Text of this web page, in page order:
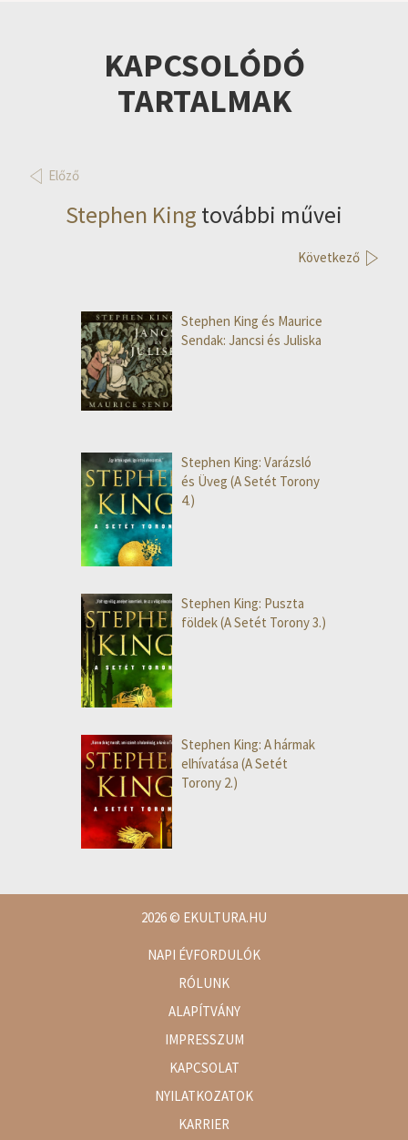
KAPCSOLÓDÓ
TARTALMAK
Előző
Stephen King további művei
Következő
Stephen King és Maurice
Sendak: Jancsi és Juliska
Stephen King: Varázsló
és Üveg (A Setét Torony
4.)
Stephen King: Puszta
földek (A Setét Torony 3.)
Stephen King: A hármak
elhívatása (A Setét
Torony 2.)
2026© EKULTURA.HU
NAPI ÉVFORDULÓK
RÓLUNK
ALAPÍTVÁNY
IMPRESSZUM
KAPCSOLAT
NYILATKOZATOK
KARRIER